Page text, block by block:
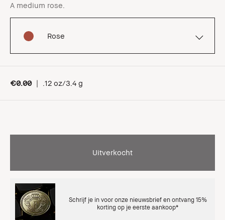
A medium rose.
Rose
€0.00 | .12 oz/3.4 g
Uitverkocht
Schrijf je in voor onze nieuwsbrief en ontvang 15%
korting op je eerste aankoop*